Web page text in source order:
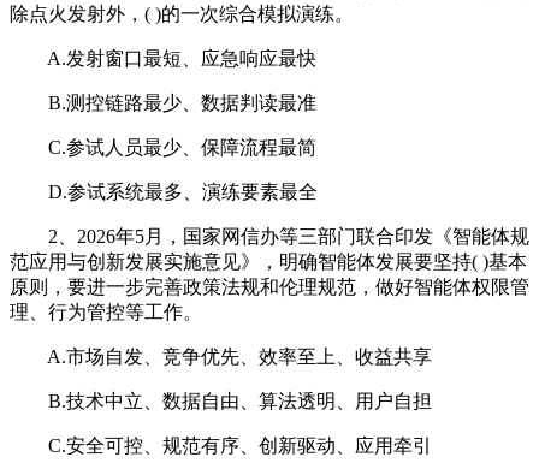
除点火发射外，( )的一次综合模拟演练。
A.发射窗口最短、应急响应最快
B.测控链路最少、数据判读最准
C.参试人员最少、保障流程最简
D.参试系统最多、演练要素最全
2、2026年5月，国家网信办等三部门联合印发《智能体规
范应用与创新发展实施意见》，明确智能体发展要坚持( )基本
原则，要进一步完善政策法规和伦理规范，做好智能体权限管
理、行为管控等工作。
A.市场自发、竞争优先、效率至上、收益共享
B.技术中立、数据自由、算法透明、用户自担
C.安全可控、规范有序、创新驱动、应用牵引